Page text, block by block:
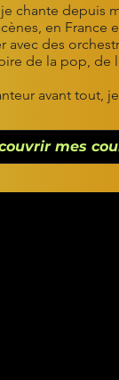
chante depuis
en France
des
de la pop, de
avant tout,
mes